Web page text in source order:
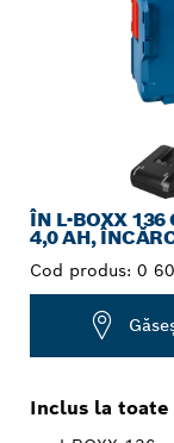
ÎN L-BOXX 136
4,0 AH,
Cod produs: 0
Inclus la toate